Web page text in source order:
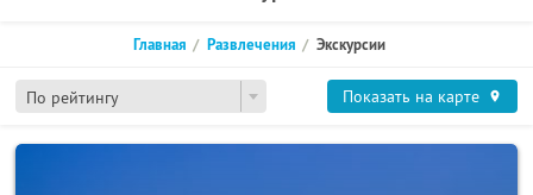
По рейтингу
Главная Развлечения Экскурсии
Показать на карте